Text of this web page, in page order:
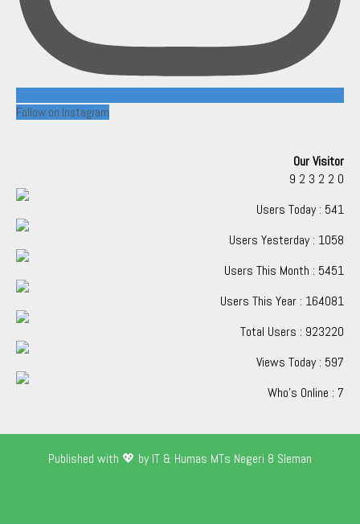
Follow on Instagram
Our Visitor
9 2 3 2 2 0
Users Today : 541
Users Yesterday : 1058
Users This Month : 5451
Users This Year : 164081
Total Users : 923220
Views Today : 597
Who's Online : 7
Published with 💖 by IT & Humas MTs Negeri 8 Sleman